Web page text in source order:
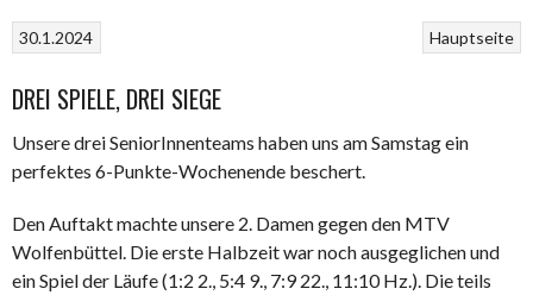
Hauptseite
30.1.2024
DREI SPIELE, DREI SIEGE
Unsere drei SeniorInnenteams haben uns am Samstag ein
perfektes 6-Punkte-Wochenende beschert.
Den Auftakt machte unsere 2. Damen gegen den MTV
Wolfenbüttel. Die erste Halbzeit war noch ausgeglichen und
ein Spiel der Läufe (1:2 2., 5:4 9., 7:9 22., 11:10 Hz.). Die teils